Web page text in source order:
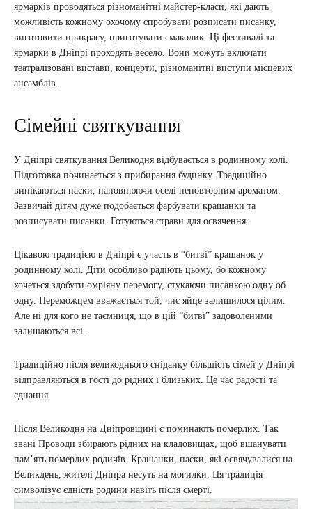
ярмарків проводяться різноманітні майстер-класи, які дають
можливість кожному охочому спробувати розписати писанку,
виготовити прикрасу, приготувати смаколик. Ці фестивалі та
ярмарки в Дніпрі проходять весело. Вони можуть включати
театралізовані вистави, концерти, різноманітні виступи місцевих
ансамблів.
Сімейні святкування
У Дніпрі святкування Великодня відбувається в родинному колі.
Підготовка починається з прибирання будинку. Традиційно
випікаються паски, наповнюючи оселі неповторним ароматом.
Зазвичай дітям дуже подобається фарбувати крашанки та
розписувати писанки. Готуються страви для освячення.
Цікавою традицією в Дніпрі є участь в “битві” крашанок у
родинному колі. Діти особливо радіють цьому, бо кожному
хочеться здобути омріяну перемогу, стукаючи писанкою одну об
одну. Переможцем вважається той, чиє яйце залишилося цілим.
Але ні для кого не таємниця, що в цій “битві” задоволеними
залишаються всі.
Традиційно після великоднього сніданку більшість сімей у Дніпрі
відправляються в гості до рідних і близьких. Це час радості та
єднання.
Після Великодня на Дніпровщині є поминають померлих. Так
звані Проводи збирають рідних на кладовищах, щоб вшанувати
пам’ять померлих родичів. Крашанки, паски, які освячувалися на
Великдень, жителі Дніпра несуть на могилки. Ця традиція
символізує єдність родини навіть після смерті.